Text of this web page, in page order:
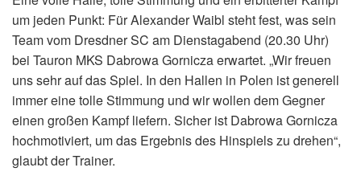
um jeden Punkt: Für Alexander Waibl steht fest, was sein
Team vom Dresdner SC am Dienstagabend (20.30 Uhr)
bei Tauron MKS Dabrowa Gornicza erwartet. „Wir freuen
uns sehr auf das Spiel. In den Hallen in Polen ist generell
immer eine tolle Stimmung und wir wollen dem Gegner
einen großen Kampf liefern. Sicher ist Dabrowa Gornicza
hochmotiviert, um das Ergebnis des Hinspiels zu drehen“,
glaubt der Trainer.